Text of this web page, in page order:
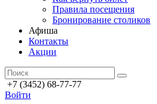
Правила посещения
Бронирование столиков
Афиша
Контакты
Акции
+7 (3452) 68-77-77
Войти